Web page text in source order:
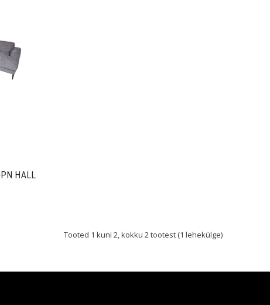
HALL
Tooted 1 kuni 2, kokku 2 tootest (1 lehekülge)